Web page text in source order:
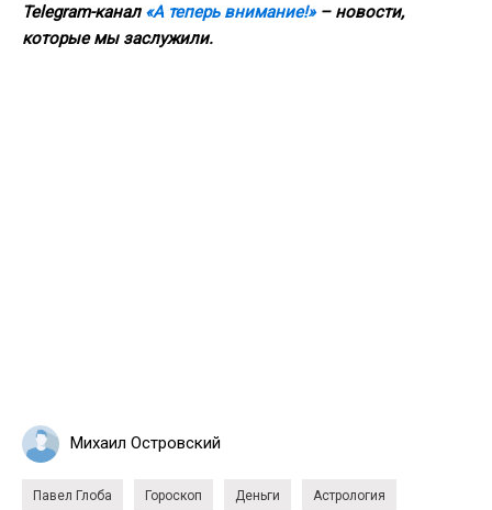
Telegram-канал «А теперь внимание!»– новости,
которые мы заслужили.
Михаил Островский
Павел Глоба Гороскоп Деньги Астрология